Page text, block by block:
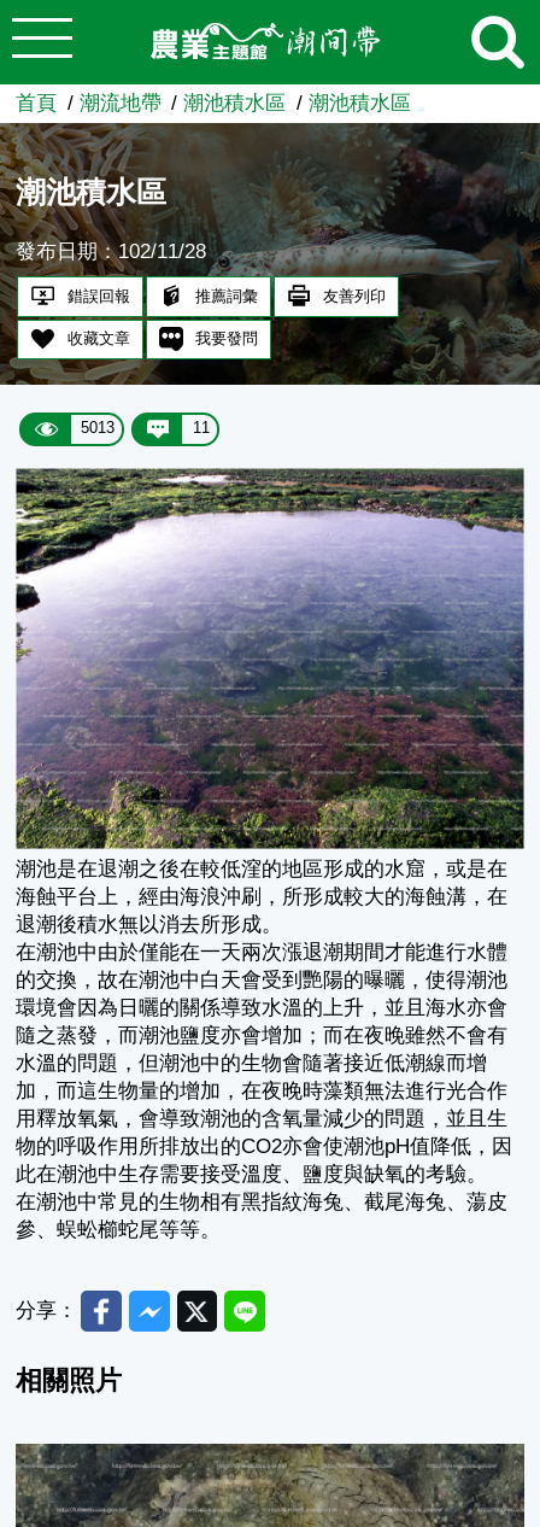
跳到主要內容
農業知識入口網
首頁 潮流地帶 潮池積水區 潮池積水區
潮池積水區
發布日期：102/11/28
錯誤回報 推薦詞彙 友善列印
收藏文章 我要發問
5013 11
潮池是在退潮之後在較低漥的地區形成的水窟，或是在
海蝕平台上，經由海浪沖刷，所形成較大的海蝕溝，在
退潮後積水無以消去所形成。
在潮池中由於僅能在一天兩次漲退潮期間才能進行水體
的交換，故在潮池中白天會受到艷陽的曝曬，使得潮池
環境會因為日曬的關係導致水溫的上升，並且海水亦會
隨之蒸發，而潮池鹽度亦會增加；而在夜晚雖然不會有
水溫的問題，但潮池中的生物會隨著接近低潮線而增
加，而這生物量的增加，在夜晚時藻類無法進行光合作
用釋放氧氣，會導致潮池的含氧量減少的問題，並且生
物的呼吸作用所排放出的CO2亦會使潮池pH值降低，因
此在潮池中生存需要接受溫度、鹽度與缺氧的考驗。
在潮池中常見的生物相有黑指紋海兔、截尾海兔、蕩皮
參、蜈蚣櫛蛇尾等等。
分享： FacebookMessenger
TwitterLine
相關照片